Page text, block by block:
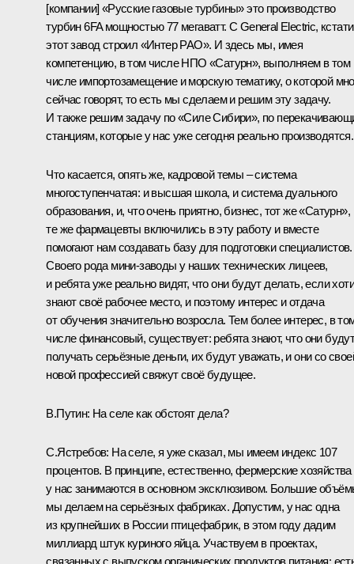
[компании] «Русские газовые турбины» это производство
турбин 6FA мощностью 77 мегаватт. С General Electric,
этот завод строил «Интер РАО». И здесь мы, имея
компетенцию, в том числе НПО «Сатурн», выполняем в том
числе импортозамещение и морскую тематику, о которой
сейчас говорят, то есть мы сделаем и решим эту задачу.
И также решим задачу по «Силе Сибири», по
станциям, которые у нас уже сегодня реально производятся.
Что касается, опять же, кадровой темы – система
многоступенчатая: и высшая школа, и система дуального
образования, и, что очень приятно, бизнес, тот же «Сатурн»,
те же фармацевты включились в эту работу и вместе
помогают нам создавать базу для подготовки специалистов.
Своего рода мини-заводы у наших технических лицеев,
и ребята уже реально видят, что они будут делать, если
знают своё рабочее место, и поэтому интерес и отдача
от обучения значительно возросла. Тем более интерес, в
числе финансовый, существует: ребята знают, что они
получать серьёзные деньги, их будут уважать, и они со
новой профессией свяжут своё будущее.
В.Путин: На селе как обстоят дела?
С.Ястребов: На селе, я уже сказал, мы имеем индекс 107
процентов. В принципе, естественно, фермерские хозяйства
у нас занимаются в основном эксклюзивом. Большие
мы делаем на серьёзных фабриках. Допустим, у нас одна
из крупнейших в России птицефабрик, в этом году дадим
миллиард штук куриного яйца. Участвуем в проектах,
связанных с выпуском органических продуктов питания: